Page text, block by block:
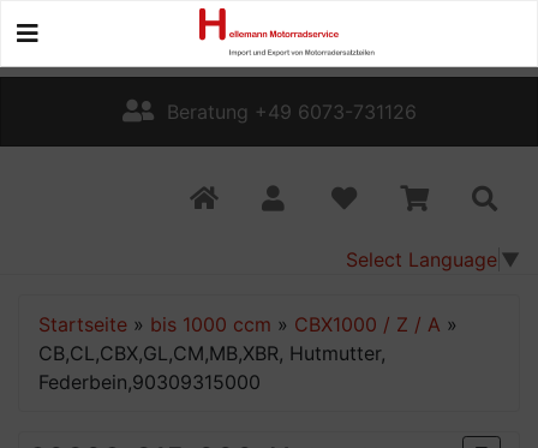
Beratung +49 6073-731126
Select Language ▼
Startseite » bis 1000 ccm » CBX1000 / Z / A »
CB,CL,CBX,GL,CM,MB,XBR, Hutmutter,
Federbein,90309315000